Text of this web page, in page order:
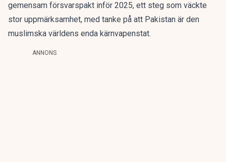
gemensam försvarspakt inför 2025, ett steg som väckte
stor uppmärksamhet, med tanke på att Pakistan är den
muslimska världens enda kärnvapenstat.
ANNONS